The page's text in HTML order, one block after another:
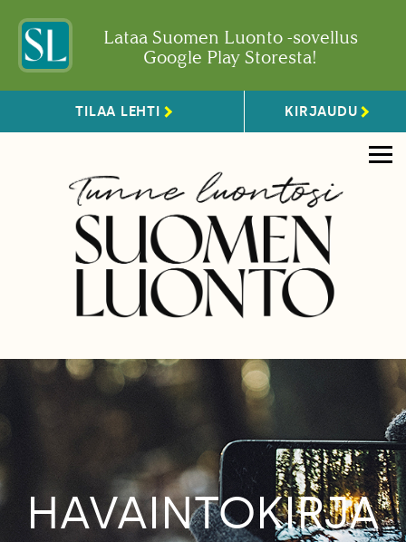
Lataa Suomen Luonto -sovellus
Google Play Storesta!
TILAA LEHTI KIRJAUDU
HAVAINTOKIRJA